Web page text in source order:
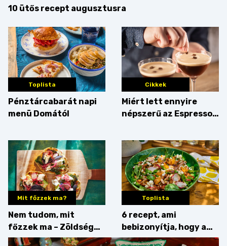
10 ütős recept augusztusra
Toplista
Pénztárcabarát napi
menü Domától
Cikkek
Miért lett ennyire
népszerű az Espresso
érdemes enni mellé?
Mit főzzek ma?
Nem tudom, mit
főzzek ma – Zöldség
minden mennyiségben
Toplista
6 recept, ami
bebizonyítja, hogy a
barack húsok mellé is